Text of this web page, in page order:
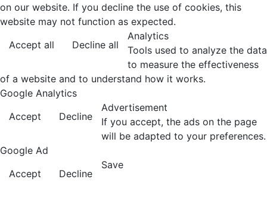
on our website. If you decline the use of cookies, this
website may not function as expected.
Accept all
Decline all
Analytics
Tools used to analyze the data
to measure the effectiveness
of a website and to understand how it works.
Google Analytics
Accept
Decline
Advertisement
If you accept, the ads on the page
will be adapted to your preferences.
Google Ad
Accept
Decline
Save